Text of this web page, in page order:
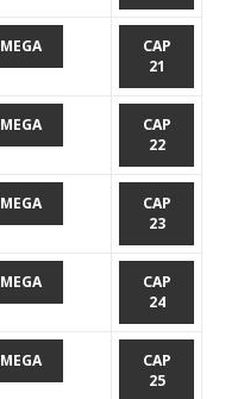
MEGA
CAP
21
MEGA
CAP
22
MEGA
CAP
23
MEGA
CAP
24
MEGA
CAP
25